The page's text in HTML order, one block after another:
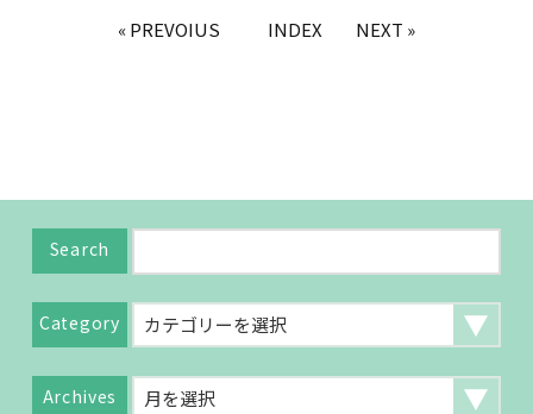
« PREVOIUS INDEX NEXT »
Search
Category
Archives